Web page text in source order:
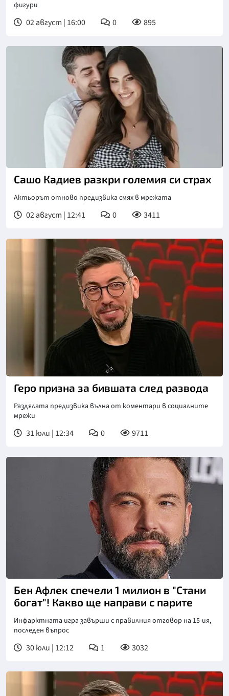
фигури
02 август | 16:00 0 895
Сашо Кадиев разкри големия си страх
Актьорът отново предизвика смях в мрежата
02 август | 12:41 0 3411
Снимка: NOVA
Геро призна за бившата след развода
Раздялата предизвика вълна от коментари в социалните
мрежи
31 юли | 12:34 0 9711
Бен Афлек спечели 1 милион в "Стани
богат"! Какво ще направи с парите
Инфарктната игра завърши с правилния отговор на 15-ия,
последен въпрос
30 юли | 12:12 1 3032